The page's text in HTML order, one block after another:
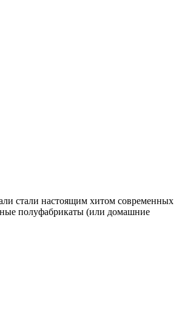
стали настоящим хитом современных
полуфабрикаты (или домашние